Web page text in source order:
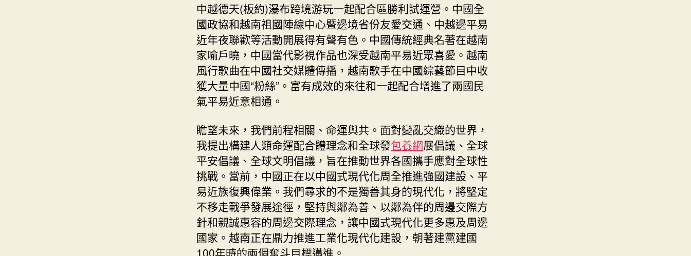
中越德天(板約)瀑布跨境游玩一起配合區勝利試運營。中國全
國政協和越南祖國陣線中心暨邊境省份友愛交通、中越邊平易
近年夜聯歡等活動開展得有聲有色。中國傳統經典名著在越南
家喻戶曉，中國當代影視作品也深受越南平易近眾喜愛。越南
風行歌曲在中國社交媒體傳播，越南歌手在中國綜藝節目中收
獲大量中國“粉絲”。富有成效的來往和一起配合增進了兩國民
氣平易近意相通。
瞻望未來，我們前程相關、命運與共。面對變亂交織的世界，
我提出構建人類命運配合體理念和全球發包養網展倡議、全球
平安倡議、全球文明倡議，旨在推動世界各國攜手應對全球性
挑戰。當前，中國正在以中國式現代化周全推進強國建設、平
易近族復興偉業。我們尋求的不是獨善其身的現代化，將堅定
不移走戰爭發展途徑，堅持與鄰為善、以鄰為伴的周邊交際方
針和親誠惠容的周邊交際理念，讓中國式現代化更多惠及周邊
國家。越南正在鼎力推進工業化現代化建設，朝著建黨建國
100年時的兩個奮斗目標邁進。